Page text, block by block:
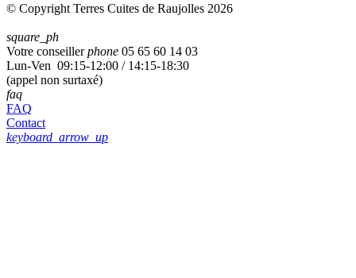
© Copyright Terres Cuites de Raujolles 2026
square_ph
Votre conseillerphone 05 65 60 14 03
Lun-Ven 09:15-12:00 / 14:15-18:30
(appel non surtaxé)
faq
FAQ
Contact
keyboard_arrow_up